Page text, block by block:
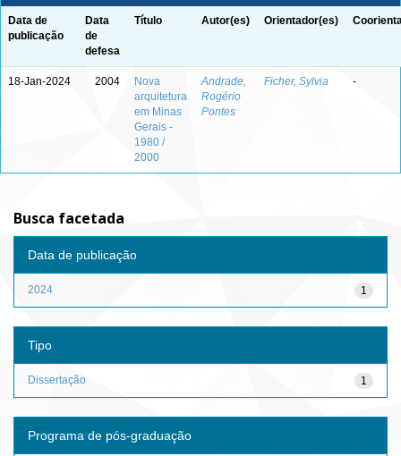
Data de
publicação
Data
de
defesa
Título Autor(es) Orientador(es)
18-Jan-2024 2004
Nova
arquitetura
em Minas
Gerais -
1980 /
2000
Andrade,
Rogério
Pontes
Ficher, Sylvia -
Busca facetada
Data de publicação
1
2024
Tipo
1
Dissertação
Programa de pós-graduação